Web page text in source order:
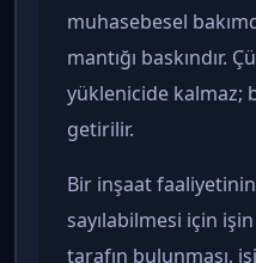
muhasebesel
mantığı baskındır.
yüklenicide kalmaz;
getirilir.
Bir inşaat
sayılabilmesi için
tarafın bulunması,